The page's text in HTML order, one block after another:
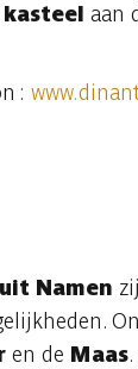
kasteel aan
:
Namen
en de Maas